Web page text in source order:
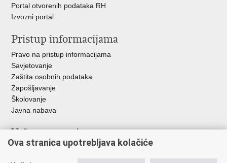
Portal otvorenih podataka RH
Izvozni portal
Pristup informacijama
Pravo na pristup informacijama
Savjetovanje
Zaštita osobnih podataka
Zapošljavanje
Školovanje
Javna nabava
Važne poveznice
Ministarstvo unutarnjih poslova
Ova stranica upotrebljava kolačiće